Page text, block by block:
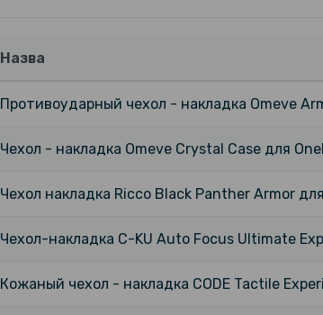
Назва
Противоударный чехол - накладка Omeve
Чехол - накладка Omeve Crystal Case для
Чехол накладка Ricco Black Panther Armor
Чехол-накладка C-KU Auto Focus Ultimate
Кожаный чехол - накладка CODE Tactile